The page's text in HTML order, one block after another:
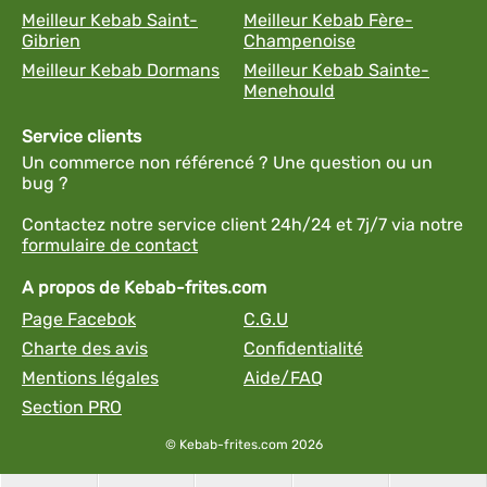
Meilleur Kebab Saint-
Gibrien
Meilleur Kebab Fère-
Champenoise
Meilleur Kebab Dormans
Meilleur Kebab Sainte-
Menehould
Service clients
Un commerce non référencé ? Une question ou un
bug ?
Contactez notre service client 24h/24 et 7j/7 via notre
formulaire de contact
A propos de Kebab-frites.com
Page Facebok
C.G.U
Charte des avis
Confidentialité
Mentions légales
Aide/FAQ
Section PRO
© Kebab-frites.com 2026